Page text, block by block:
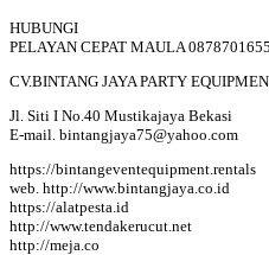
HUBUNGI
PELAYAN CEPAT MAULA
CV.BINTANG JAYA PARTY
Jl. Siti I No.40 Mustikajaya Bekasi
E-mail. bintangjaya75@yahoo.com
https://bintangeventequipment.rentals
web. http://www.bintangjaya.co.id
https://alatpesta.id
http://www.tendakerucut.net
http://meja.co